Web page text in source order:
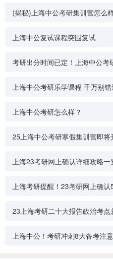
(揭秘)上海中公考研集训营怎么
上海中公复试课程突围复试
考研出分时间已定！上海中公考
上海中公考研乐学课程 千万别错
上海中公考研怎么样？
25上海中公考研寒假集训营即将
上海23考研网上确认详细攻略一
上海考研提醒！23考研网上确
23上海考研二十大报告政治考点
上海中公！考研冲刺8大备考注